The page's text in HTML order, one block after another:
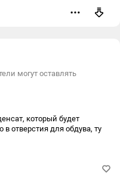
могут оставлять
который будет
отверстия для обдува, ту
Ответить